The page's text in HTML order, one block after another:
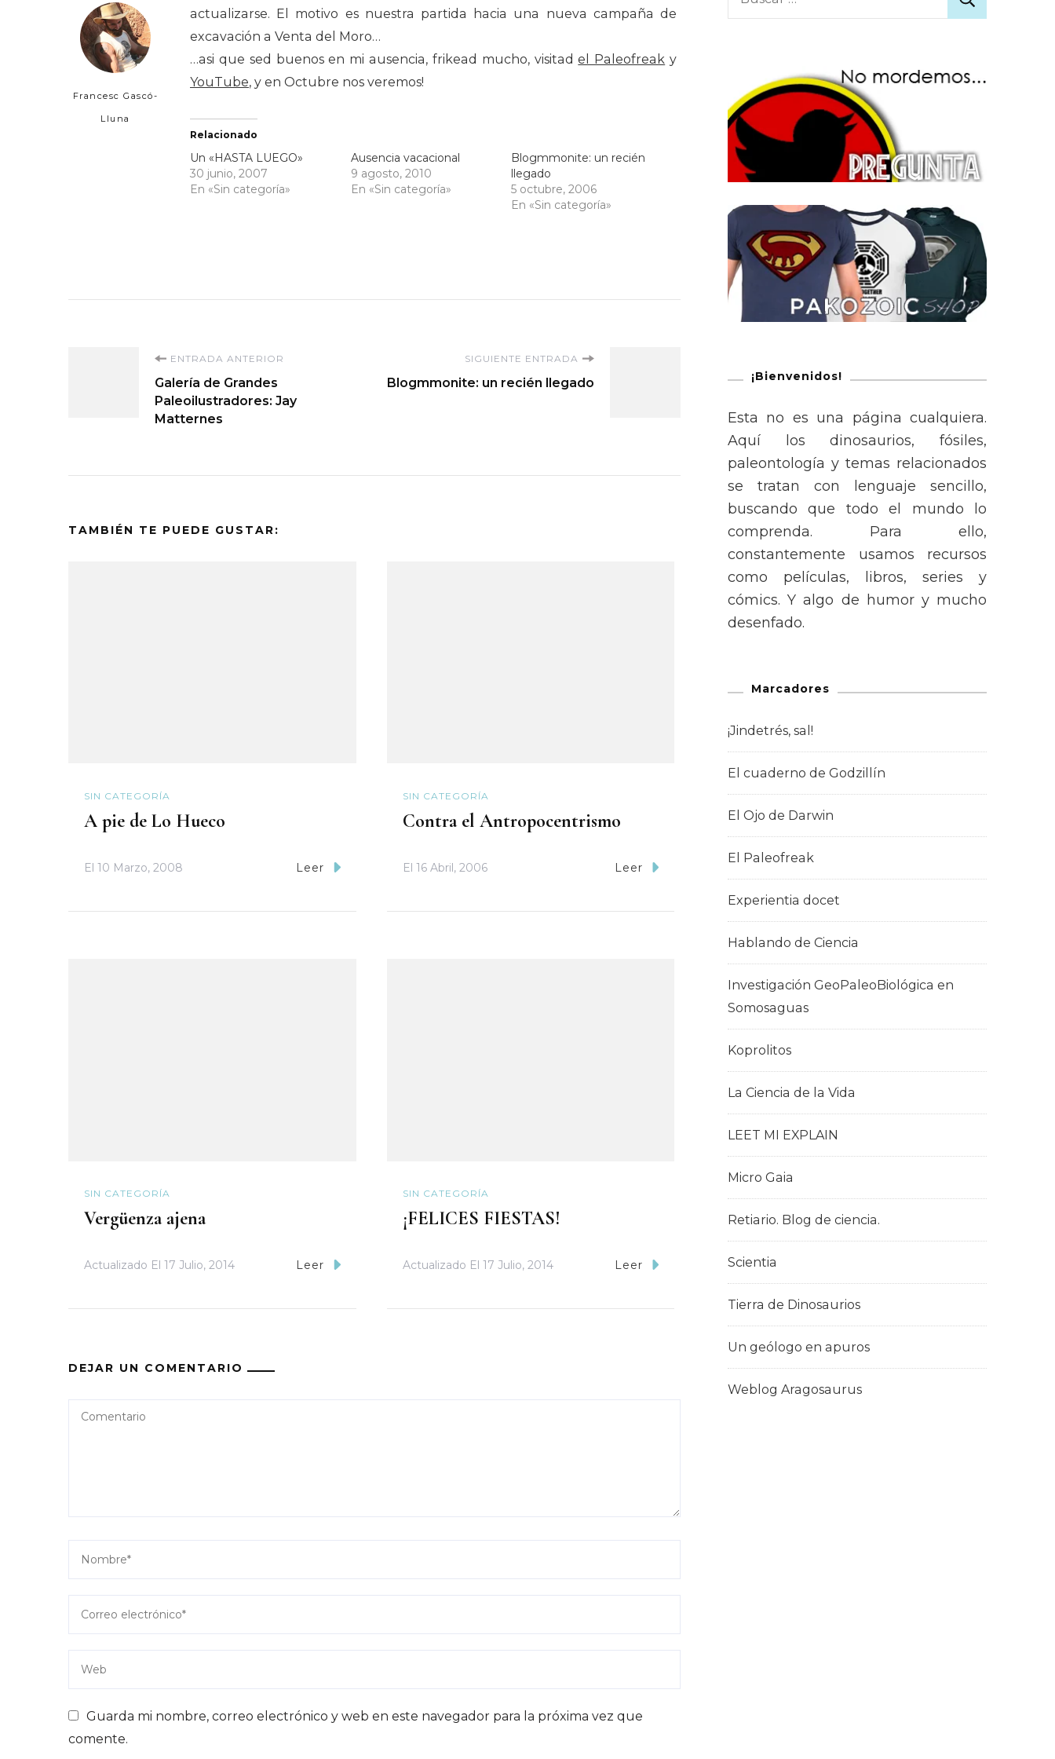
Francesc Gascó-
Lluna
actualizarse. El motivo es nuestra partida hacia una nueva campaña de
excavación a Venta del Moro…
…asi que sed buenos en mi ausencia, frikead mucho, visitadel Paleofreak y
YouTube, y en Octubre nos veremos!
Relacionado
Un «HASTA LUEGO»
30 junio, 2007
En «Sin categoría»
Ausencia vacacional
9 agosto, 2010
En «Sin categoría»
Blogmmonite: un recién
llegado
5 octubre, 2006
En «Sin categoría»
Navegación
ENTRADA ANTERIOR
Galería de Grandes
Paleoilustradores: Jay
Matternes
SIGUIENTE ENTRADA
Blogmmonite: un recién llegado
TAMBIÉN TE PUEDE GUSTAR:
SIN CATEGORÍA
A pie de Lo Hueco
El 10 Marzo, 2008 Leer
SIN CATEGORÍA
Contra el Antropocentrismo
El 16 Abril, 2006 Leer
SIN CATEGORÍA
Vergüenza ajena
Actualizado El 17 Julio, 2014 Leer
SIN CATEGORÍA
¡FELICES FIESTAS!
Actualizado El 17 Julio, 2014 Leer
DEJAR UN COMENTARIO
Guarda mi nombre, correo electrónico y web en este navegador para la próxima vez que
comente.
¡Bienvenidos!
Esta no es una página cualquiera.
Aquí los dinosaurios, fósiles,
paleontología y temas relacionados
se tratan con lenguaje sencillo,
buscando que todo el mundo lo
comprenda. Para ello,
constantemente usamos recursos
como películas, libros, series y
cómics. Y algo de humor y mucho
desenfado.
Marcadores
¡Jindetrés, sal!
El cuaderno de Godzillín
El Ojo de Darwin
El Paleofreak
Experientia docet
Hablando de Ciencia
Investigación GeoPaleoBiológica en
Somosaguas
Koprolitos
La Ciencia de la Vida
LEET MI EXPLAIN
Micro Gaia
Retiario. Blog de ciencia.
Scientia
Tierra de Dinosaurios
Un geólogo en apuros
Weblog Aragosaurus